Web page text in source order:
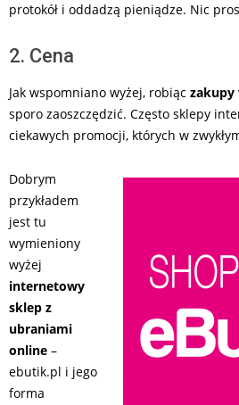
protokół i oddadzą pieniądze. Nic
2. Cena
Jak wspomniano wyżej, robiąc zakupy
sporo zaoszczędzić. Często sklepy
ciekawych promocji, których w
Dobrym
przykładem
jest tu
wymieniony
wyżej
internetowy
sklep z
ubraniami
online –
ebutik.pl i jego
forma